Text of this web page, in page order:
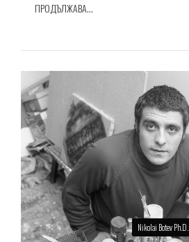
ПРОДЪЛЖАВА...
Nikolai Botev Ph.D.